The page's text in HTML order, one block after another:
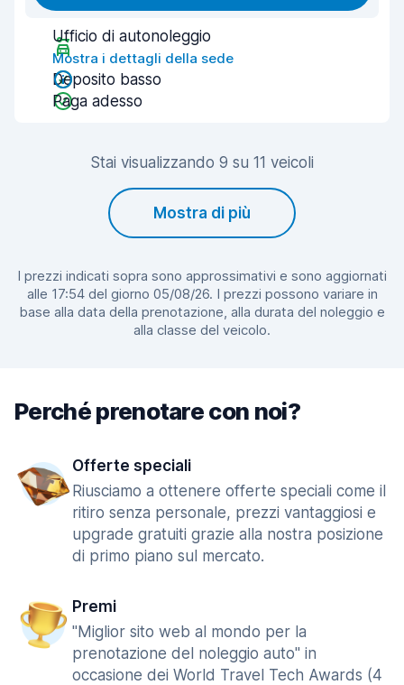
Ufficio di autonoleggio
Mostra i dettagli della sede
Deposito basso
Paga adesso
Stai visualizzando 9 su 11 veicoli
Mostra di più
I prezzi indicati sopra sono approssimativi e sono aggiornati
alle 17:54 del giorno 05/08/26. I prezzi possono variare in
base alla data della prenotazione, alla durata del noleggio e
alla classe del veicolo.
Perché prenotare con noi?
Offerte speciali
Riusciamo a ottenere offerte speciali come il
ritiro senza personale, prezzi vantaggiosi e
upgrade gratuiti grazie alla nostra posizione
di primo piano sul mercato.
Premi
"Miglior sito web al mondo per la
prenotazione del noleggio auto" in
occasione dei World Travel Tech Awards (4